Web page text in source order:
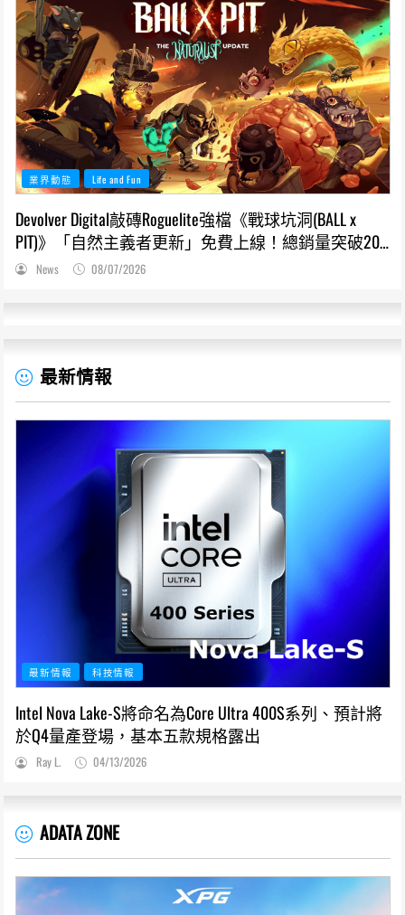
業界動態 Life and Fun
Devolver Digital敲磚Roguelite強檔《戰球坑洞(BALL x
PIT)》「自然主義者更新」免費上線！總銷量突破200
萬份，遊戲史低66折熱銷中
News 08/07/2026
最新情報
最新情報 科技情報
Intel Nova Lake-S將命名為Core Ultra 400S系列、預計將
於Q4量產登場，基本五款規格露出
Ray L. 04/13/2026
ADATA ZONE